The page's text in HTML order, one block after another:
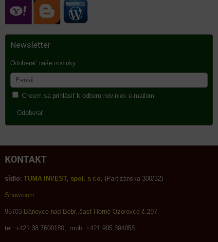
Newsletter
Odoberať naše novinky:
Chcem sa prihlásiť k odberu noviniek e-mailom
Odoberať
KONTAKT
sídlo: TUMA INVEST, spol. s r.o. (Partizánska 300/32)
Showroom:
95703 Bánovce nad Bebr.,časť Horné Ozorovce č.297
tel.:+421 38 7600180, mob.:+421 905 394055